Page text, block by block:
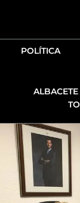
POLÍTICA
ALBACETE